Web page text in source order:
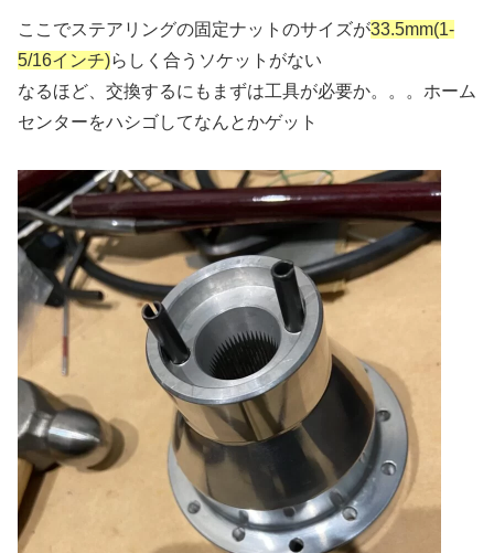
ここでステアリングの固定ナットのサイズが33.5mm(1-
5/16インチ)らしく合うソケットがない
なるほど、交換するにもまずは工具が必要か。。。ホーム
センターをハシゴしてなんとかゲット